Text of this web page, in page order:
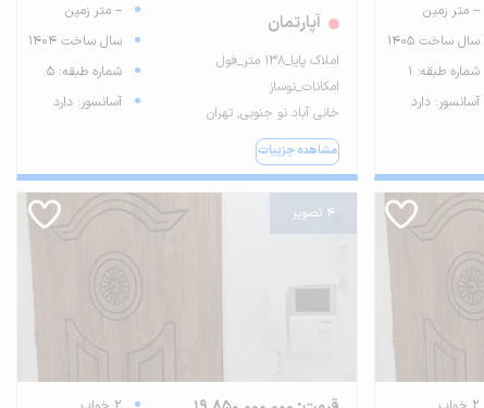
-- متر زمین
سال ساخت 1405
شماره طبقه: 1
آسانسور: دارد
آپارتمان
املاک پایا_۱۳۸ متر_فول
امکانات_نوساز
خانی آباد نو جنوبی, تهران
مشاهده جزییات
-- متر زمین
سال ساخت 1404
شماره طبقه: 5
آسانسور: دارد
4 تصویر